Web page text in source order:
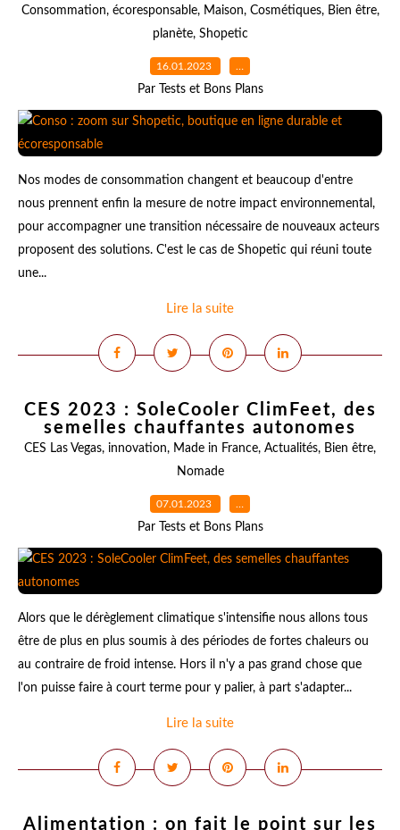
Consommation, écoresponsable, Maison, Cosmétiques, Bien être,
planète, Shopetic
16.01.2023 …
Par Tests et Bons Plans
Nos modes de consommation changent et beaucoup d'entre
nous prennent enfin la mesure de notre impact environnemental,
pour accompagner une transition nécessaire de nouveaux acteurs
proposent des solutions. C'est le cas de Shopetic qui réuni toute
une...
Lire la suite
CES 2023 : SoleCooler ClimFeet, des
semelles chauffantes autonomes
CES Las Vegas, innovation, Made in France, Actualités, Bien être,
Nomade
07.01.2023 …
Par Tests et Bons Plans
Alors que le dérèglement climatique s'intensifie nous allons tous
être de plus en plus soumis à des périodes de fortes chaleurs ou
au contraire de froid intense. Hors il n'y a pas grand chose que
l'on puisse faire à court terme pour y palier, à part s'adapter...
Lire la suite
Alimentation : on fait le point sur les